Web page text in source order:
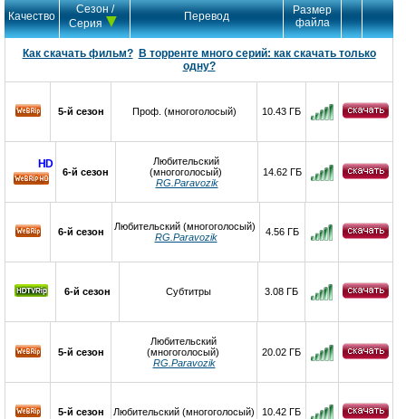
Качество
Сезон /
Серия
Перевод
Размер
файла
Как скачать фильм?
В торренте много серий: как скачать только
одну?
5-й сезон Проф. (многоголосый) 10.43 ГБ
HD
6-й сезон
Любительский
(многоголосый)
RG.Paravozik
14.62 ГБ
6-й сезон
Любительский (многоголосый)
RG.Paravozik
4.56 ГБ
6-й сезон Субтитры 3.08 ГБ
5-й сезон
Любительский
(многоголосый)
RG.Paravozik
20.02 ГБ
5-й сезон Любительский (многоголосый) 10.42 ГБ